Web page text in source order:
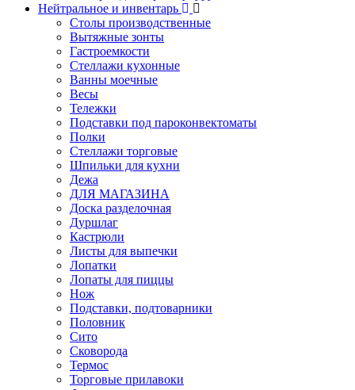
Нейтральное и инвентарь
Столы производственные
Вытяжные зонты
Гастроемкости
Стеллажи кухонные
Ванны моечные
Весы
Тележки
Подставки под пароконвектоматы
Полки
Стеллажи торговые
Шпильки для кухни
Дежа
ДЛЯ МАГАЗИНА
Доска разделочная
Дуршлаг
Кастрюли
Листы для выпечки
Лопатки
Лопаты для пиццы
Нож
Подставки, подтоварники
Половник
Сито
Сковорода
Термос
Торговые прилавоки